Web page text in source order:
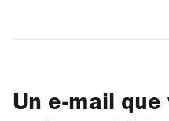
Un e-mail que